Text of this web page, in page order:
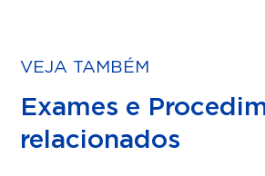
VEJA TAMBÉM
Exames e
relacionados